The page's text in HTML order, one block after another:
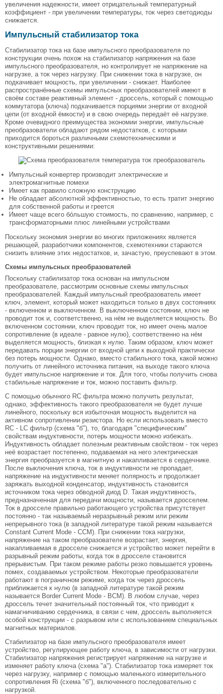
увеличения надежности, имеет отрицательный температурный
коэффициент - при увеличении температуры, ток через светодиоды
снижается.
Импульсный стабилизатор тока
Стабилизатор тока на базе импульсного преобразователя по
конструкции очень похож на стабилизатор напряжения на базе
импульсного преобразователя, но контролирует не напряжение на
нагрузке, а ток через нагрузку. При снижении тока в нагрузке, он
подкачивает мощность, при увеличении - снижает. Наиболее
распространённые схемы импульсных преобразователей имеют в
своём составе реактивный элемент - дроссель, который с помощью
коммутатора (ключа) подкачивается порциями энергии от входной
цепи (от входной ёмкости) и в свою очередь передаёт её нагрузке.
Кроме очевидного преимущества экономии энергии, импульсные
преобразователи обладают рядом недостатков, с которыми
приходится бороться различными схемотехническими и
конструктивными решениями:
Импульсный конвертер производит электрические и
электромагнитные помехи
Имеет как правило сложную конструкцию
Не обладает абсолютной эффективностью, то есть тратит энергию
для собственной работы и греется
Имеет чаще всего бóльшую стоимость, по сравнению, например, с
трансформаторными плюс линейными устройствами
Поскольку экономия энергии во многих приложениях является
решающей, разработчики компонентов, схемотехники стараются
снизить влияние этих недостатков, и, зачастую, преуспевают в этом.
Схемы импульсных преобразователей
Поскольку стабилизатор тока основан на импульсном
преобразователе, рассмотрим основные схемы импульсных
преобразователей. Каждый импульсный преобразователь имеет
ключ, элемент, который может находиться только в двух состояниях
- включенном и выключенном. В выключенном состоянии, ключ не
проводит ток и, соответственно, на нём не выделяется мощность. Во
включенном состоянии, ключ проводит ток, но имеет очень малое
сопротивление (в идеале - равное нулю), соответственно на нём
выделяется мощность, близкая к нулю. Таким образом, ключ может
передавать порции энергии от входной цепи к выходной практически
без потерь мощности. Однако, вместо стабильного тока, какой можно
получить от линейного источника питания, на выходе такого ключа
будет импульсное напряжение и ток. Для того, чтобы получить снова
стабильные напряжение и ток, можно поставить фильтр.
С помощью обычного RC фильтра можно получить результат,
однако, эффективность такого преобразователя не будет лучше
линейного, поскольку вся избыточная мощность выделится на
активном сопротивлении резистора. Но если использовать вместо
RC - LC фильтр (схема "б"), то, благодаря "специфическим"
свойствам индуктивности, потерь мощности можно избежать.
Индуктивность обладает полезным реактивным свойством - ток через
неё возрастает постепенно, подаваемая на него электрическая
энергия преобразуется в магнитную и накапливается в сердечнике.
После выключения ключа, ток в индуктивности не пропадает,
напряжение на индуктивности меняет полярность и продолжает
заряжать выходной конденсатор, индуктивность становится
источником тока через обводной диод D. Такая индуктивность,
предназначенная для передачи мощности, называется дросселем.
Ток в дросселе правильно работающего устройства присутствует
постоянно - так называемый неразрывный режим или режим
непрерывного тока (в западной литературе такой режим называется
Constant Current Mode - CCM). При снижении тока нагрузки,
напряжение на таком преобразователе возрастает, энергия,
накапливаемая в дросселе снижается и устройство может перейти в
разрывный режим работы, когда ток в дросселе становится
прерывистым. При таком режиме работы резко повышается уровень
помех, создаваемых устройством. Некоторые преобразователи
работают в пограничном режиме, когда ток через дроссель
приближается к нулю (в западной литературе такой режим
называется Border Current Mode - BCM). В любом случае, через
дроссель течет значительный постоянный ток, что приводит к
намагничиванию сердечника, в связи с чем, дроссель выполняется
особой конструкции - с разрывом или с использованием специальных
магнитных материалов.
Стабилизатор на базе импульсного преобразователя имеет
устройство, регулирующее работу ключа, в зависимости от нагрузки.
Стабилизатор напряжения регистрирует напряжение на нагрузке и
изменяет работу ключа (схема "а"). Стабилизатор тока измеряет ток
через нагрузку, например с помощью маленького измерительного
сопротивления Ri (схема "б"), включенного последовательно с
нагрузкой.